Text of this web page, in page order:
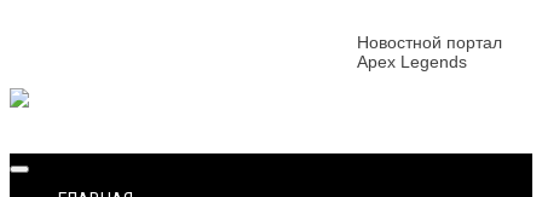
Новостной портал
Apex Legends